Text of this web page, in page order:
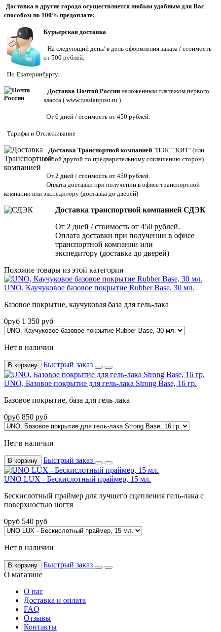
Доставка в другие города осуществляется любым удобным для Вас
способом по 100% предоплате:
Курьерская доставка
На следующий день/ в день оформления заказа / стоимость
от 500 рублей.
По Екатеринбургу.
Доставка Почтой России наложенным платежом первого
класса ( www.russianpost.ru )
От 6 дней / стоимость от 450 рублей.
Тарифы и Отслеживание
Доставка Транспортной компанией "ПЭК" "КИТ" (или
любой другой по предварительному соглашению сторон).
От 2 дней / стоимость от 450 рублей.
Оплата доставки при получении в офисе транспортной
компании или экспедитору (доставка до дверей)
Доставка транспортной компанией СДЭК
От 2 дней / стоимость от 450 рублей.
Оплата доставки при получении в офисе
транспортной компании или
экспедитору (доставка до дверей)
Похожие товары из этой категории
UNO, Каучуковое базовое покрытие Rubber Base, 30 мл.
Базовое покрытие, каучуковая база для гель-лака
0руб 1 350 руб
Нет в наличии
В корзину Быстрый заказ
UNO, Базовое покрытие для гель-лака Strong Base, 16 гр.
Базовое покрытие, база для гель-лака
0руб 850 руб
Нет в наличии
В корзину Быстрый заказ
UNO LUX - Бескислотный праймер, 15 мл.
Бескислотный праймер для лучшего сцепления гель-лака с
поверхностью ногтя
0руб 540 руб
Нет в наличии
В корзину
Быстрый заказ
О магазине
О нас
Доставка и оплата
FAQ
Отзывы
Контакты